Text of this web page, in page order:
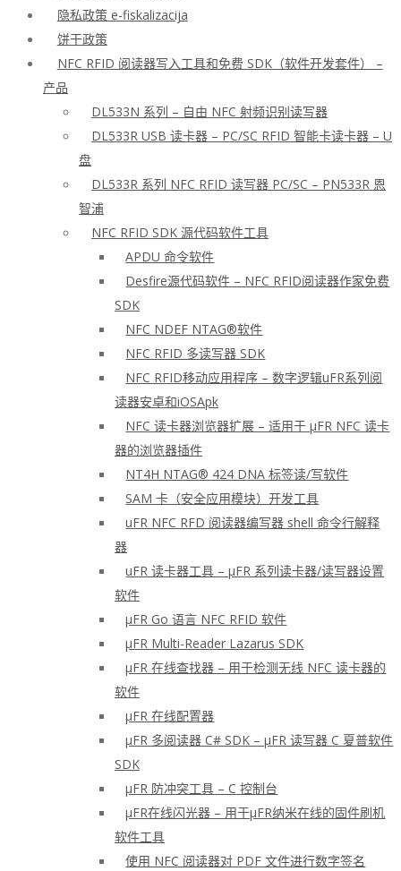
隐私政策 e-fiskalizacija
饼干政策
NFC RFID 阅读器写入工具和免费 SDK（软件开发套件） –
产品
DL533N 系列 – 自由 NFC 射频识别读写器
DL533R USB 读卡器 – PC/SC RFID 智能卡读卡器 – U
盘
DL533R 系列 NFC RFID 读写器 PC/SC – PN533R 恩
智浦
NFC RFID SDK 源代码软件工具
APDU 命令软件
Desfire源代码软件 – NFC RFID阅读器作家免费
SDK
NFC NDEF NTAG®软件
NFC RFID 多读写器 SDK
NFC RFID移动应用程序 – 数字逻辑uFR系列阅
读器安卓和iOSApk
NFC 读卡器浏览器扩展 – 适用于 μFR NFC 读卡
器的浏览器插件
NT4H NTAG® 424 DNA 标签读/写软件
SAM 卡（安全应用模块）开发工具
uFR NFC RFD 阅读器编写器 shell 命令行解释
器
uFR 读卡器工具 – μFR 系列读卡器/读写器设置
软件
μFR Go 语言 NFC RFID 软件
μFR Multi-Reader Lazarus SDK
μFR 在线查找器 – 用于检测无线 NFC 读卡器的
软件
μFR 在线配置器
μFR 多阅读器 C# SDK – μFR 读写器 C 夏普软件
SDK
μFR 防冲突工具 – C 控制台
μFR在线闪光器 – 用于μFR纳米在线的固件刷机
软件工具
使用 NFC 阅读器对 PDF 文件进行数字签名